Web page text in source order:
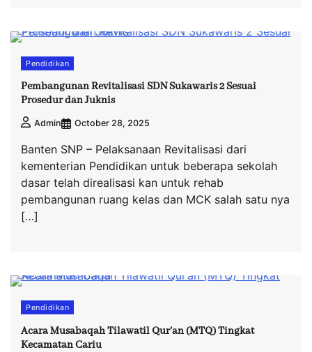
Pendidikan
Pembangunan Revitalisasi SDN Sukawaris 2 Sesuai
Prosedur dan Juknis
Admin October 28, 2025
Banten SNP – Pelaksanaan Revitalisasi dari
kementerian Pendidikan untuk beberapa sekolah
dasar telah direalisasi kan untuk rehab
pembangunan ruang kelas dan MCK salah satu nya
[…]
Pendidikan
Acara Musabaqah Tilawatil Qur’an (MTQ) Tingkat
Kecamatan Cariu